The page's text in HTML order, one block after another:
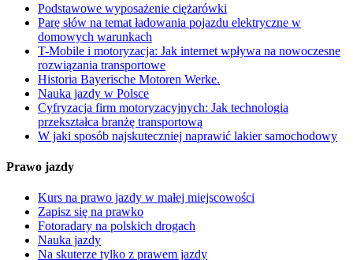
Podstawowe wyposażenie ciężarówki
Parę słów na temat ładowania pojazdu elektryczne w
domowych warunkach
T-Mobile i motoryzacja: Jak internet wpływa na nowoczesne
rozwiązania transportowe
Historia Bayerische Motoren Werke.
Nauka jazdy w Polsce
Cyfryzacja firm motoryzacyjnych: Jak technologia
przekształca branżę transportową
W jaki sposób najskuteczniej naprawić lakier samochodowy
Prawo jazdy
Kurs na prawo jazdy w małej miejscowości
Zapisz się na prawko
Fotoradary na polskich drogach
Nauka jazdy
Na skuterze tylko z prawem jazdy